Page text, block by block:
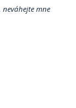
neváhejte mne